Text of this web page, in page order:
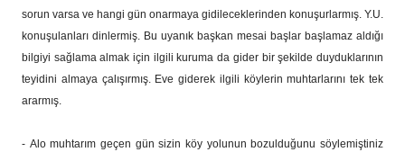
sorun varsa ve hangi gün onarmaya gidileceklerinden konuşurlarmış. Y.U.
konuşulanları dinlermiş. Bu uyanık başkan mesai başlar başlamaz aldığı
bilgiyi sağlama almak için ilgili kuruma da gider bir şekilde duyduklarının
teyidini almaya çalışırmış. Eve giderek ilgili köylerin muhtarlarını tek tek
ararmış.
- Alo muhtarım geçen gün sizin köy yolunun bozulduğunu söylemiştiniz